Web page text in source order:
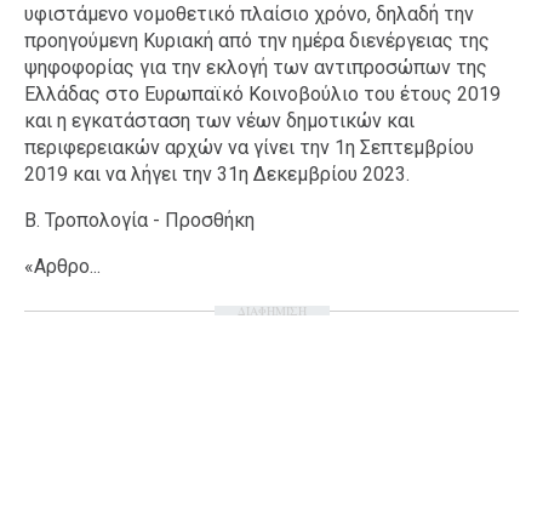
υφιστάμενο νομοθετικό πλαίσιο χρόνο, δηλαδή την
προηγούμενη Κυριακή από την ημέρα διενέργειας της
ψηφοφορίας για την εκλογή των αντιπροσώπων της
Ελλάδας στο Ευρωπαϊκό Κοινοβούλιο του έτους 2019
και η εγκατάσταση των νέων δημοτικών και
περιφερειακών αρχών να γίνει την 1η Σεπτεμβρίου
2019 και να λήγει την 31η Δεκεμβρίου 2023.
Β. Τροπολογία - Προσθήκη
«Αρθρο...
ΔΙΑΦΗΜΙΣΗ